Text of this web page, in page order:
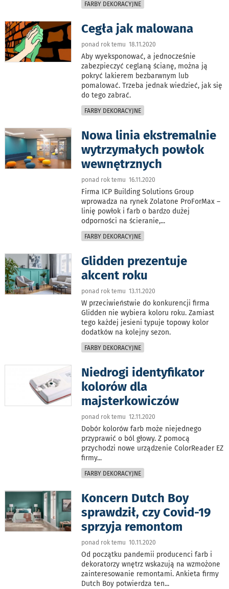
FARBY DEKORACYJNE
Cegła jak malowana
ponad rok temu 18.11.2020
Aby wyeksponować, a jednocześnie
zabezpieczyć ceglaną ścianę, można ją
pokryć lakierem bezbarwnym lub
pomalować. Trzeba jednak wiedzieć, jak się
do tego zabrać.
FARBY DEKORACYJNE
Nowa linia ekstremalnie
wytrzymałych powłok
wewnętrznych
ponad rok temu 16.11.2020
Firma ICP Building Solutions Group
wprowadza na rynek Zolatone ProForMax –
linię powłok i farb o bardzo dużej
odporności na ścieranie,...
FARBY DEKORACYJNE
Glidden prezentuje
akcent roku
ponad rok temu 13.11.2020
W przeciwieństwie do konkurencji firma
Glidden nie wybiera koloru roku. Zamiast
tego każdej jesieni typuje topowy kolor
dodatków na kolejny sezon.
FARBY DEKORACYJNE
Niedrogi identyfikator
kolorów dla
majsterkowiczów
ponad rok temu 12.11.2020
Dobór kolorów farb może niejednego
przyprawić o ból głowy. Z pomocą
przychodzi nowe urządzenie ColorReader EZ
firmy...
FARBY DEKORACYJNE
Koncern Dutch Boy
sprawdził, czy Covid-19
sprzyja remontom
ponad rok temu 10.11.2020
Od początku pandemii producenci farb i
dekoratorzy wnętrz wskazują na wzmożone
zainteresowanie remontami. Ankieta firmy
Dutch Boy potwierdza ten...